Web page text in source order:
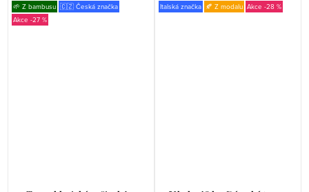
🌱 Z bambusu 🇨🇿 Česká značka
-27 %
Italská značka 🍂 Z modalu -28 %